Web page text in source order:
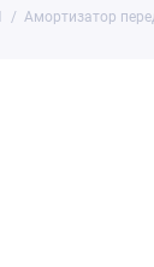
Амортизатор